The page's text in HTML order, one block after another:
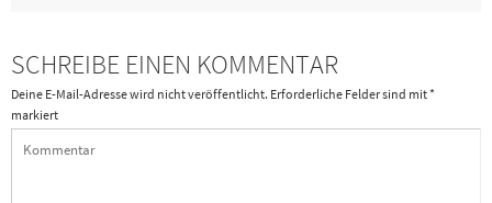
SCHREIBE EINEN KOMMENTAR
Deine E-Mail-Adresse wird nicht veröffentlicht. Erforderliche Felder sind mit*
markiert